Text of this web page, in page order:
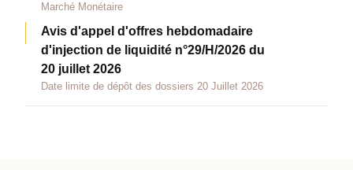
Marché Monétaire
Avis d'appel d'offres hebdomadaire
d'injection de liquidité n°29/H/2026 du
20 juillet 2026
Date limite de dépôt des dossiers 20 Juillet 2026